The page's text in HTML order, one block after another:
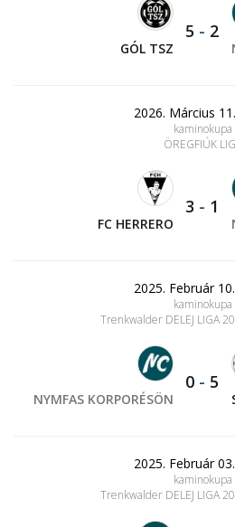
GÓL TSZ
5 - 2
2026. Március 11.
kaminokupa
ÖREGFIÚK
FC HERRERO
3 - 1
2025. Február 10.
kaminokupa
Trenkwalder DELEJ LIGA
NYMFAS KORPORÉSÖN
0 - 5
2025. Február 03.
kaminokupa
Trenkwalder DELEJ LIGA